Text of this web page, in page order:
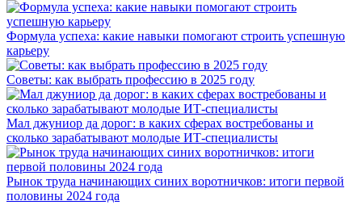
Формула успеха: какие навыки помогают строить успешную
карьеру
Советы: как выбрать профессию в 2025 году
Мал джуниор да дорог: в каких сферах востребованы и
сколько зарабатывают молодые ИТ-специалисты
Рынок труда начинающих синих воротничков: итоги первой
половины 2024 года